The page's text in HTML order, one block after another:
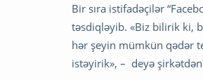
Bir sıra istifadəçilər
təsdiqləyib. «Biz bilirik ki,
hər şeyin mümkün qədər
istəyirik», – deyə